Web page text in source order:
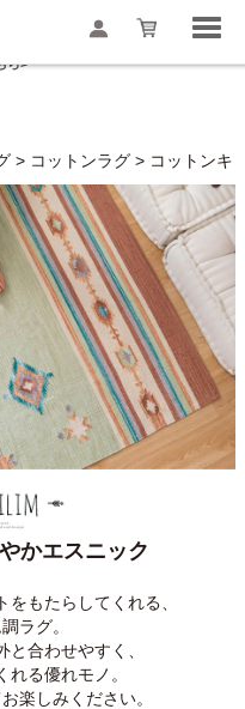
遅延のお知らせ
ら>
コットンラグ コットンキ
かエスニック
もたらしてくれる、
ラグ。
と合わせやすく、
る優れモノ。
楽しみください。